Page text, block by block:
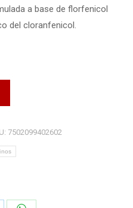
a base de florfenicol
del cloranfenicol.
7502099402602